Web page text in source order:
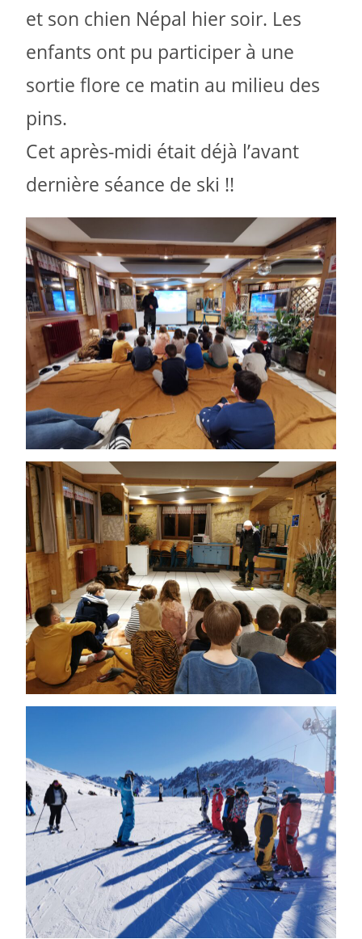
et son chien Népal hier soir. Les
enfants ont pu participer à une
sortie flore ce matin au milieu des
pins.
Cet après-midi était déjà l’avant
dernière séance de ski !!